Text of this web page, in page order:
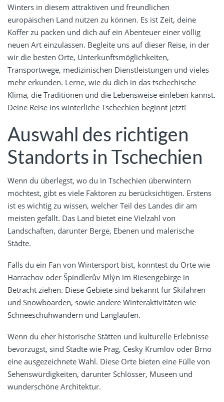
Winters in diesem attraktiven und freundlichen
europäischen Land nutzen zu können. Es ist Zeit, deine
Koffer zu packen und dich auf ein Abenteuer einer völlig
neuen Art einzulassen. Begleite uns auf dieser Reise, in der
wir die besten Orte, Unterkunftsmöglichkeiten,
Transportwege, medizinischen Dienstleistungen und vieles
mehr erkunden. Lerne, wie du dich in das tschechische
Klima, die Traditionen und die Lebensweise einleben kannst.
Deine Reise ins winterliche Tschechien beginnt jetzt!
Auswahl des richtigen
Standorts in Tschechien
Wenn du überlegst, wo du in Tschechien überwintern
möchtest, gibt es viele Faktoren zu berücksichtigen. Erstens
ist es wichtig zu wissen, welcher Teil des Landes dir am
meisten gefällt. Das Land bietet eine Vielzahl von
Landschaften, darunter Berge, Ebenen und malerische
Städte.
Falls du ein Fan von Wintersport bist, könntest du Orte wie
Harrachov oder Špindlerův Mlýn im Riesengebirge in
Betracht ziehen. Diese Gebiete sind bekannt für Skifahren
und Snowboarden, sowie andere Winteraktivitäten wie
Schneeschuhwandern und Langlaufen.
Wenn du eher historische Stätten und kulturelle Erlebnisse
bevorzugst, sind Städte wie Prag, Cesky Krumlov oder Brno
eine ausgezeichnete Wahl. Diese Orte bieten eine Fülle von
Sehenswürdigkeiten, darunter Schlösser, Museen und
wunderschöne Architektur.